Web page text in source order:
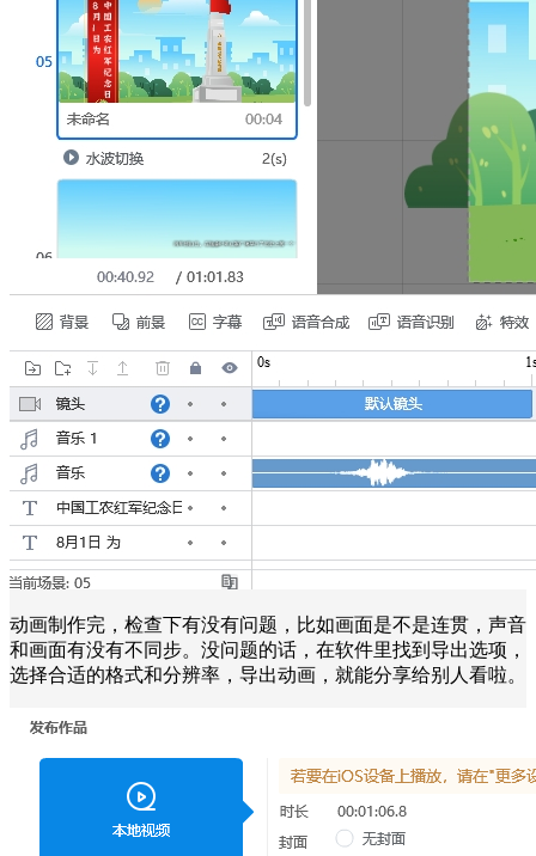
动画制作完，检查下有没有问题，比如画面是不是连贯，声音
和画面有没有不同步。没问题的话，在软件里找到导出选项，
选择合适的格式和分辨率，导出动画，就能分享给别人看啦。